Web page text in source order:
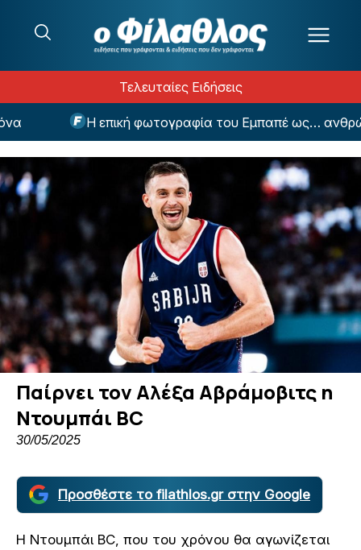
Τελευταίες Ειδήσεις
Η επική φωτογραφία του Εμπαπέ ως…
Παίρνει τον Αλέξα Αβράμοβιτς η
Ντουμπάι BC
30/05/2025
Προσθέστε το filathlos.gr στην Google
Η Ντουμπάι BC, που του χρόνου θα αγωνίζεται